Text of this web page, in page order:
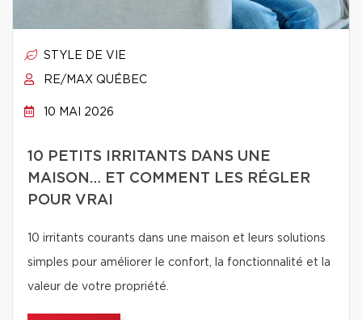
STYLE DE VIE
RE/MAX QUÉBEC
10 MAI 2026
10 PETITS IRRITANTS DANS UNE
MAISON… ET COMMENT LES RÉGLER
POUR VRAI
10 irritants courants dans une maison et leurs solutions
simples pour améliorer le confort, la fonctionnalité et la
valeur de votre propriété.